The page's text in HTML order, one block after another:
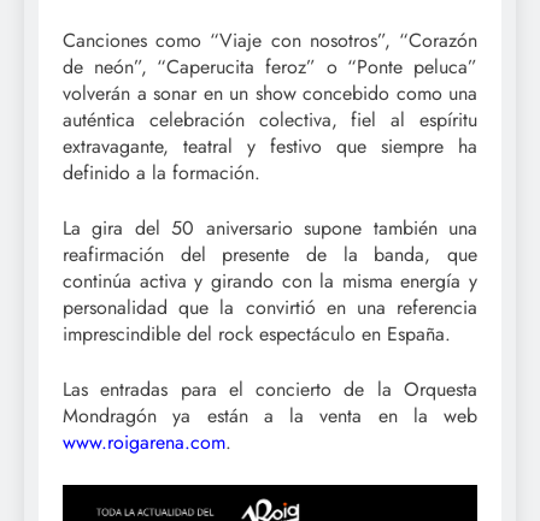
Canciones como “Viaje con nosotros”, “Corazón
de neón”, “Caperucita feroz” o “Ponte peluca”
volverán a sonar en un show concebido como una
auténtica celebración colectiva, fiel al espíritu
extravagante, teatral y festivo que siempre ha
definido a la formación.
La gira del 50 aniversario supone también una
reafirmación del presente de la banda, que
continúa activa y girando con la misma energía y
personalidad que la convirtió en una referencia
imprescindible del rock espectáculo en España.
Las entradas para el concierto de la Orquesta
Mondragón ya están a la venta en la web
www.roigarena.com.